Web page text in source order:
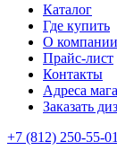
Каталог
Где купить
О компании
Прайс-лист
Контакты
Адреса
Заказать
+7 (812) 250-55-01